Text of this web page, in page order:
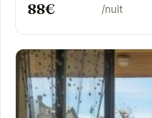
88€ /nuit